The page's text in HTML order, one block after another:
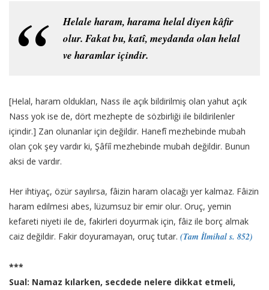
Helale haram, harama helal diyen kâfir
olur. Fakat bu, katî, meydanda olan helal
ve haramlar içindir.
[Helal, haram oldukları, Nass ile açık bildirilmiş olan yahut açık
Nass yok ise de, dört mezhepte de sözbirliği ile bildirilenler
içindir.] Zan olunanlar için değildir. Hanefî mezhebinde mubah
olan çok şey vardır ki, Şâfiî mezhebinde mubah değildir. Bunun
aksi de vardır.
Her ihtiyaç, özür sayılırsa, fâizin haram olacağı yer kalmaz. Fâizin
haram edilmesi abes, lüzumsuz bir emir olur. Oruç, yemin
kefareti niyeti ile de, fakirleri doyurmak için, fâiz ile borç almak
caiz değildir. Fakir doyuramayan, oruç tutar. (Tam İlmihal s. 852)
***
Sual: Namaz kılarken, secdede nelere dikkat etmeli,